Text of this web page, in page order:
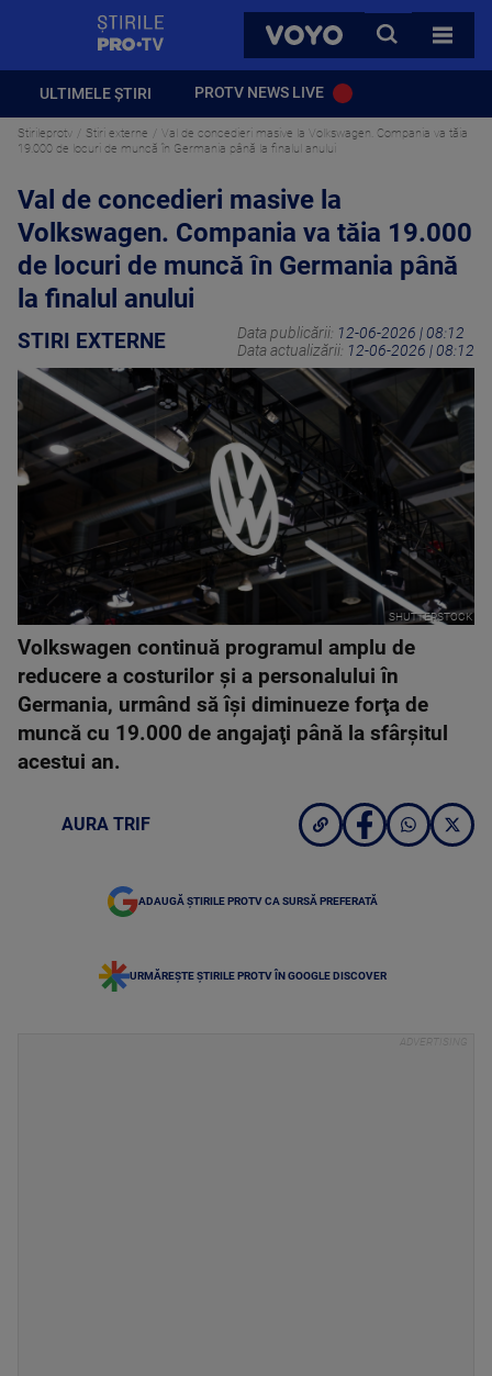
VOYO
CAUTA
TOATE
ULTIMELE ȘTIRI PROTV NEWS LIVE
Stirileprotv Stiri externe
Val de concedieri masive la Volkswagen. Compania va tăia
19.000 de locuri de muncă în Germania până la finalul anului
Val de concedieri masive la
Volkswagen. Compania va tăia 19.000
de locuri de muncă în Germania până
la finalul anului
STIRI EXTERNE Data publicării: 12-06-2026 | 08:12
Data actualizării: 12-06-2026 | 08:12
SHUTTERSTOCK
Volkswagen continuă programul amplu de
reducere a costurilor şi a personalului în
Germania, urmând să îşi diminueze forţa de
muncă cu 19.000 de angajaţi până la sfârşitul
acestui an.
AURA TRIF
ADAUGĂ ȘTIRILE PROTV CA SURSĂ PREFERATĂ
URMĂREȘTE ȘTIRILE PROTV ÎN GOOGLE DISCOVER